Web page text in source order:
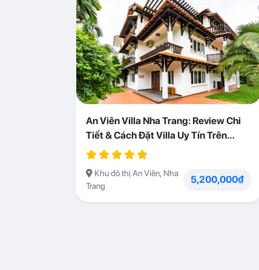
An Viên Villa Nha Trang: Review Chi
Tiết & Cách Đặt Villa Uy Tín Trên
Abogo
Khu đô thị An Viên, Nha
Trang
5,200,000₫